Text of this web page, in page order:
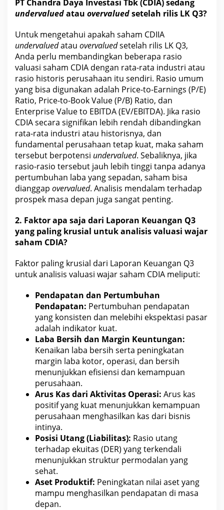
PT Chandra Daya Investasi Tbk(CDIA) sedang
undervaluedatau overvaluedsetelah rilis LK Q3?
Untuk mengetahui apakah saham CDIIA
undervaluedatau overvaluedsetelah rilis LK Q3,
Anda perlu membandingkan beberapa rasio
valuasi saham CDIA dengan rata-rata industri atau
rasio historis perusahaan itu sendiri. Rasio umum
yang bisa digunakan adalah Price-to-Earnings (P/E)
Ratio, Price-to-Book Value (P/B) Ratio, dan
Enterprise Value to EBITDA (EV/EBITDA). Jika rasio
CDIA secara signifikan lebih rendah dibandingkan
rata-rata industri atau historisnya, dan
fundamental perusahaan tetap kuat, maka saham
tersebut berpotensi undervalued. Sebaliknya, jika
rasio-rasio tersebut jauh lebih tinggi tanpa adanya
pertumbuhan laba yang sepadan, saham bisa
dianggap overvalued. Analisis mendalam terhadap
prospek masa depan juga sangat penting.
2. Faktor apa saja dari Laporan Keuangan Q3
yang paling krusial untukanalisis valuasi wajar
saham CDIA?
Faktor paling krusial dari Laporan Keuangan Q3
untuk analisis valuasi wajarsaham CDIA meliputi:
Pendapatan dan Pertumbuhan
Pendapatan: Pertumbuhan pendapatan
yang konsisten dan melebihi ekspektasi pasar
adalah indikator kuat.
Laba Bersih dan Margin Keuntungan:
Kenaikan laba bersih serta peningkatan
margin laba kotor, operasi, dan bersih
menunjukkan efisiensi dan kemampuan
perusahaan.
Arus Kas dari Aktivitas Operasi: Arus kas
positif yang kuat menunjukkan kemampuan
perusahaan menghasilkan kas dari bisnis
intinya.
Posisi Utang (Liabilitas): Rasio utang
terhadap ekuitas (DER) yang terkendali
menunjukkan struktur permodalan yang
sehat.
Aset Produktif: Peningkatan nilai aset yang
mampu menghasilkan pendapatan di masa
depan.